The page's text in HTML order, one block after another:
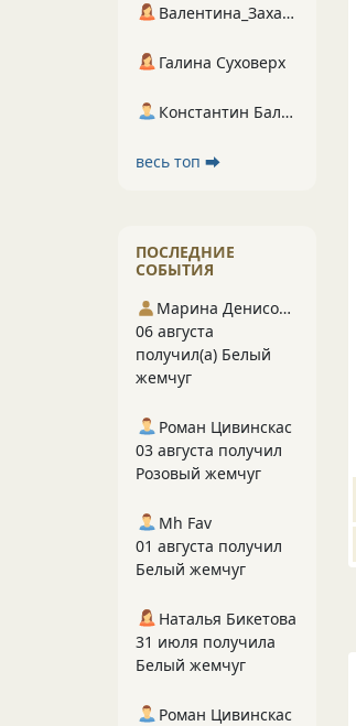
Валентина_Захарова
Галина Суховерх
Константин Балухта
весь топ ⮕
ПОСЛЕДНИЕ
СОБЫТИЯ
Марина Денисова 5
06 августа
получил(а) Белый
жемчуг
Роман Цивинскас
03 августа получил
Розовый жемчуг
Mh Fav
01 августа получил
Белый жемчуг
Наталья Бикетова
31 июля получила
Белый жемчуг
Роман Цивинскас